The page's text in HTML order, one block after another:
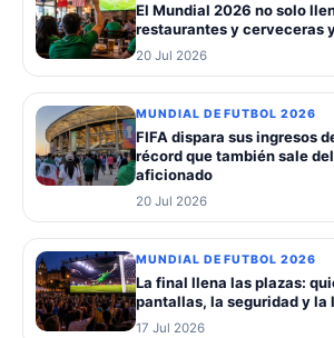
El Mundial 2026 no solo
restaurantes y cerveceras
20 Jul 2026
MUNDIAL DE FUTBOL 2026
FIFA dispara sus ingresos
récord que también sale
aficionado
20 Jul 2026
MUNDIAL DE FUTBOL 2026
La final llena las plazas:
pantallas, la seguridad y la
17 Jul 2026